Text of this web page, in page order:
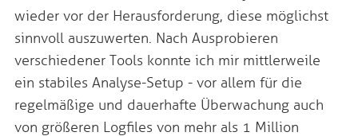
wieder vor der Herausforderung, diese möglichst
sinnvoll auszuwerten. Nach Ausprobieren
verschiedener Tools konnte ich mir mittlerweile
ein stabiles Analyse-Setup - vor allem für die
regelmäßige und dauerhafte Überwachung auch
von größeren Logfiles von mehr als 1 Million